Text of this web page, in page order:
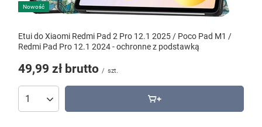
Nowość
Etui do Xiaomi Redmi Pad 2 Pro 12.1 2025 / Poco Pad M1 /
Redmi Pad Pro 12.1 2024 - ochronne z podstawką
49,99 zł brutto / szt.